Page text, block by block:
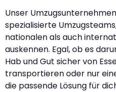
Unser
spezialisierte
nationalen als auch
auskennen. Egal, ob es
Hab und Gut sicher von
transportieren oder nur
die passende Lösung für